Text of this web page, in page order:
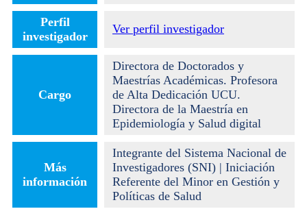
Perfil
investigador
Ver perfil investigador
Cargo
Directora de Doctorados y
Maestrías Académicas. Profesora
de Alta Dedicación UCU.
Directora de la Maestría en
Epidemiología y Salud digital
Más
información
Integrante del Sistema Nacional de
Investigadores (SNI) | Iniciación
Referente del Minor en Gestión y
Políticas de Salud